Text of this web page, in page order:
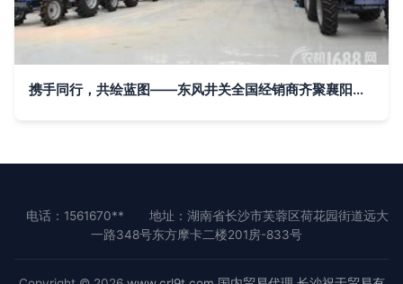
携手同行，共绘蓝图——东风井关全国经销商齐聚襄阳工厂参观交流
电话：1561670**
地址：湖南省长沙市芙蓉区荷花园街道远大
一路348号东方摩卡二楼201房-833号